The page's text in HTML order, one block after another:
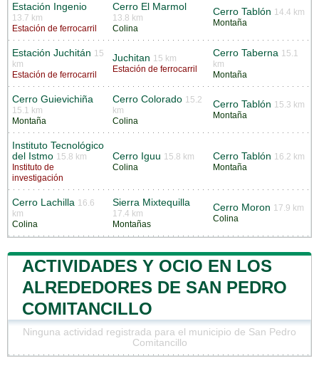
Estación Ingenio
13.7 km
Estación de ferrocarril
Cerro El Marmol
13.8 km
Colina
Cerro Tablón 14.4 km
Montaña
Estación Juchitán 15
km
Estación de ferrocarril
Juchitan 15 km
Estación de ferrocarril
Cerro Taberna 15.1
km
Montaña
Cerro Guievichiña
15.1 km
Montaña
Cerro Colorado 15.2
km
Colina
Cerro Tablón 15.3 km
Montaña
Instituto Tecnológico
del Istmo 15.8 km
Instituto de
investigación
Cerro Iguu 15.8 km
Colina
Cerro Tablón 16.2 km
Montaña
Cerro Lachilla 16.6
km
Colina
Sierra Mixtequilla
17.4 km
Montañas
Cerro Moron 17.9 km
Colina
ACTIVIDADES Y OCIO EN LOS
ALREDEDORES DE SAN PEDRO
COMITANCILLO
Ninguna actividad registrada para el municipio de San Pedro
Comitancillo